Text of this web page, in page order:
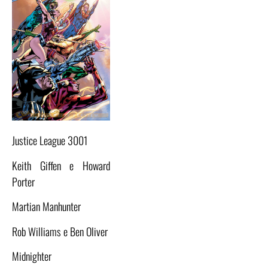
Justice League 3001
Keith Giffen e Howard
Porter
Martian Manhunter
Rob Williams e Ben Oliver
Midnighter